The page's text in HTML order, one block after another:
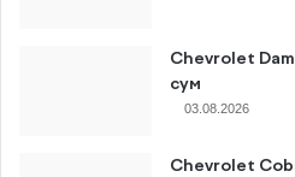
Chevrolet
сум
03.08.2026
Chevrolet